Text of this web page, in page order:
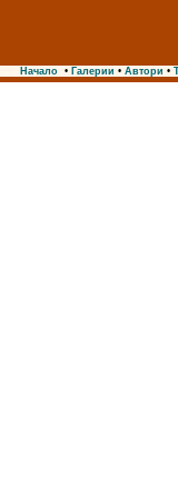
Начало • Галерии • Автори •